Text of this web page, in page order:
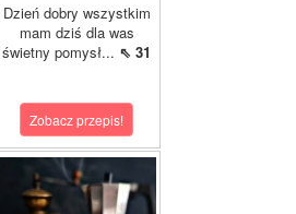
Dzień dobry wszystkim
mam dziś dla was
świetny pomysł... ⇖ 31
Zobacz przepis!